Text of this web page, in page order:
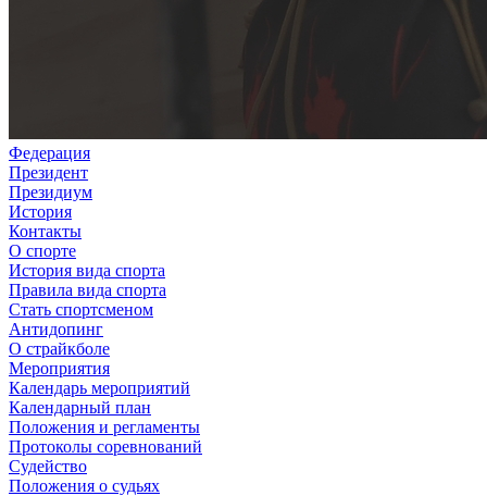
Федерация
Президент
Президиум
История
Контакты
О спорте
История вида спорта
Правила вида спорта
Стать спортсменом
Антидопинг
О страйкболе
Мероприятия
Календарь мероприятий
Календарный план
Положения и регламенты
Протоколы соревнований
Судейство
Положения о судьях